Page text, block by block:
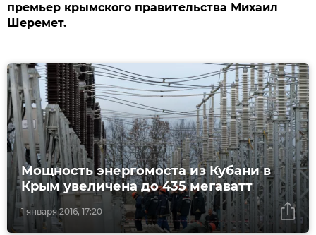
премьер крымского правительства Михаил
Шеремет.
1 января 2016, 17:20
Мощность энергомоста из Кубани в
Крым увеличена до 435 мегаватт